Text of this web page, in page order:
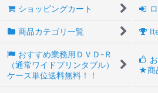
ショッピングカート
商品カテゴリ一覧
おすすめ業務用ＤＶＤ-Ｒ
（通常ワイドプリンタブル）
ケース単位送料無料！！
★商